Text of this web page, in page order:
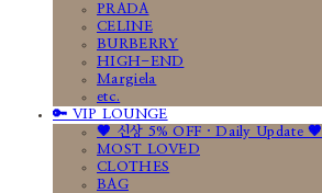
PRADA
CELINE
BURBERRY
HIGH-END
Margiela
etc.
🔑 VIP LOUNGE
🤎 신상 5% OFF · Daily Update 🤎
MOST LOVED
CLOTHES
BAG